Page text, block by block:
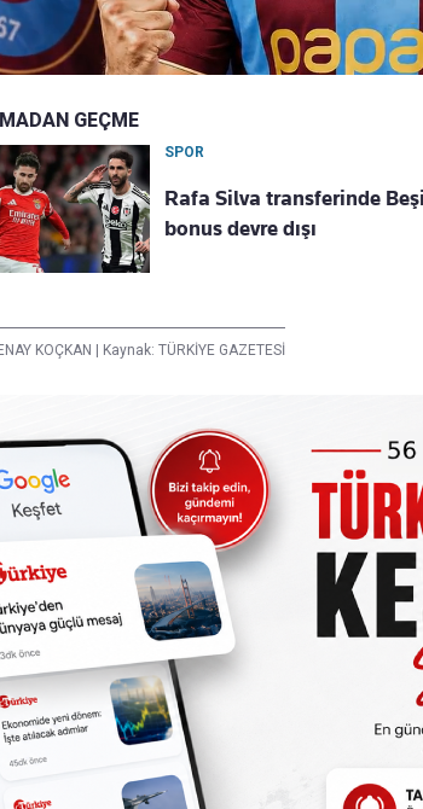
GEÇME
SPOR
Rafa Silva transferinde
bonus devre dışı
KOÇKAN Kaynak: TÜRKİYE GAZETESİ